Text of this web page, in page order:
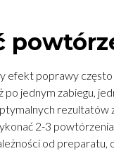
efekt poprawy
po jednym zabiegu,
rezultatów
2-3
od preparatu,